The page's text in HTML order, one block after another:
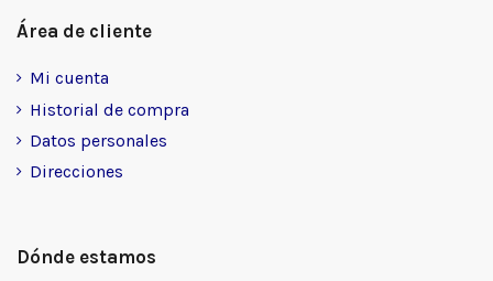
Área de cliente
Mi cuenta
Historial de compra
Datos personales
Direcciones
Dónde estamos